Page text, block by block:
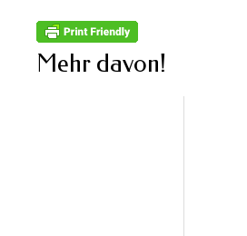
Mehr davon!